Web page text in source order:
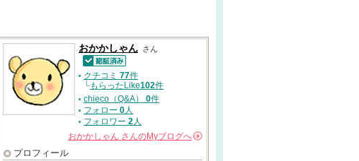
おかかしゃん さん
認証済
クチコミ 77件
└もらったLike102件
chieco（Q&A） 0件
フォロー 0人
フォロワー 2人
おかかしゃん さんのMyブログへ
プロフィール